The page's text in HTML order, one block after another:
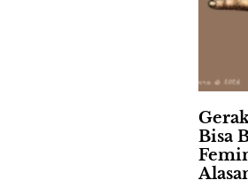
Bisa